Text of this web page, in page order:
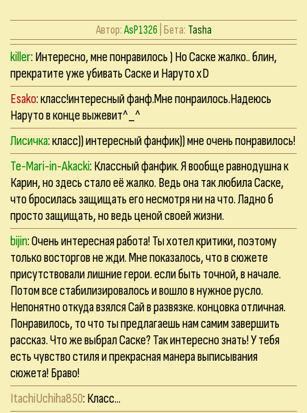
Автор:AsP1326 | Бета: Tasha
killer: Интересно, мне понравилось ) Но Саске жалко.. блин,
прекратите уже убивать Саске и Наруто xD
Esako: класс!интересный фанф.Мне понраилось.Надеюсь
Наруто в конце выжевит^_^
Лисичка: класс)) интересный фанфик)) мне очень понравилось!
Te-Mari-in-Akacki: Классный фанфик. Я вообще равнодушна к
Карин, но здесь стало её жалко. Ведь она так любила Саске,
что бросилась защищать его несмотря ни на что. Ладно б
просто защищать, но ведь ценой своей жизни.
bijin: Очень интересная работа! Ты хотел критики, поэтому
только восторгов не жди. Мне показалось, что в сюжете
присутствовали лишние герои. если быть точной, в начале.
Потом все стабилизировалось и вошло в нужное русло.
Непонятно откуда взялся Сай в развязке. концовка отличная.
Понравилось, то что ты предлагаешь нам самим завершить
рассказ. Что же выбрал Саске? Так интересно знать! У тебя
есть чувство стиля и прекрасная манера выписывания
сюжета! Браво!
ItachiUchiha850: Класс...